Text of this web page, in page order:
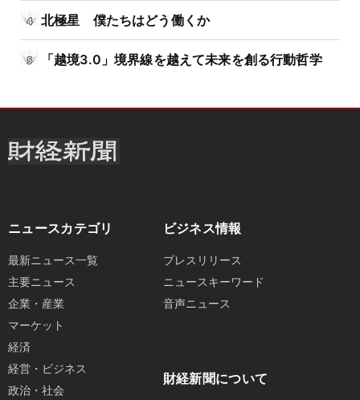
北極星 僕たちはどう働くか
「越境3.0」境界線を越えて未来を創る行動哲学
ニュースカテゴリ
最新ニュース一覧
主要ニュース
企業・産業
マーケット
経済
経営・ビジネス
政治・社会
ビジネス情報
プレスリリース
ニュースキーワード
音声ニュース
財経新聞について